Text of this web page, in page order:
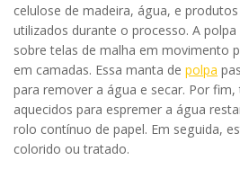
celulose de madeira, água, e
utilizados durante o processo. A
sobre telas de malha em movimento
em camadas. Essa manta de polpa
para remover a água e secar. Por
aquecidos para espremer a água
rolo contínuo de papel. Em seguida,
colorido ou tratado.